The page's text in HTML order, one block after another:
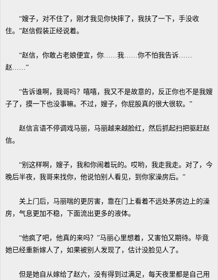
“嫂子，对不住了，刚才我见你快摔了，我扶了一下，手没收
住。”赵信假装正经说着。
“赵信，你敢占老娘便宜，你……我……你不怕我告诉……
赵……”
“告诉谁啊，我哥吗？嘻嘻，我又不是故意的，反正你也不是我嫂
子了，摸一下也没事嘛。不过，嫂子，你屁股真的很大很软。”
赵信言语不停调戏马丽，马丽越来越脸红，然后抓起扫把驱赶赵
信。
“别这样啊，嫂子，我和你闹着玩的。哎哟，我走我走。对了，今
晚后半夜，我哥来找你，他说怕别人看见，到你家澡房后。”
关上门后，马丽喘的更厉害，靠在门上看着不远处茅房边上的澡
房，气息更加不稳，下面流出更多的液体。
“他疯了吧，他真的来吗？”马丽心里想着，又害怕又期待。毕竟
她已经重新嫁人了，如果被别人发现了，估计没脸见人了。
但是她自从嫁给了赵六，没有得到过满足，每天夜里都是自己用